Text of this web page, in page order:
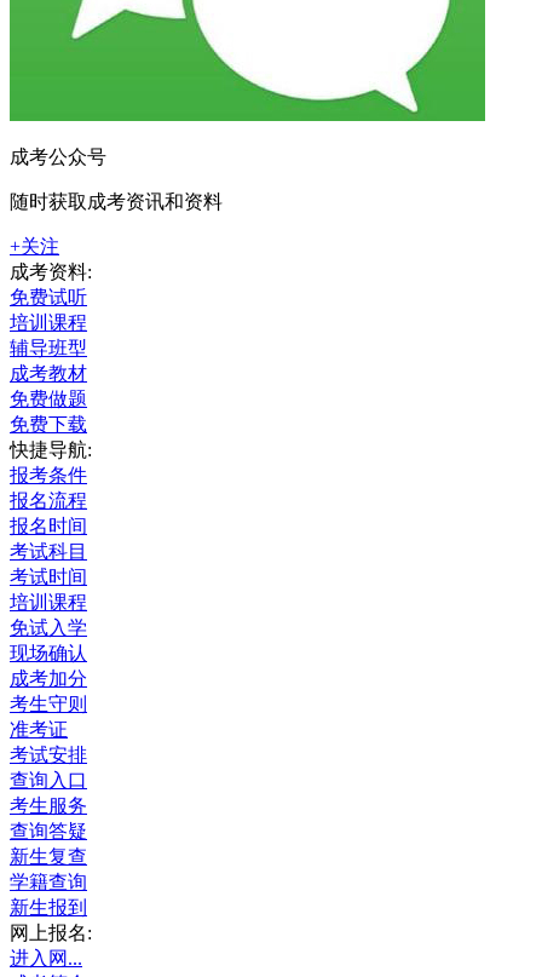
成考公众号
随时获取成考资讯和资料
+关注
成考资料:
免费试听
培训课程
辅导班型
成考教材
免费做题
免费下载
快捷导航:
报考条件
报名流程
报名时间
考试科目
考试时间
培训课程
免试入学
现场确认
成考加分
考生守则
准考证
考试安排
查询入口
考生服务
查询答疑
新生复查
学籍查询
新生报到
网上报名:
进入网...